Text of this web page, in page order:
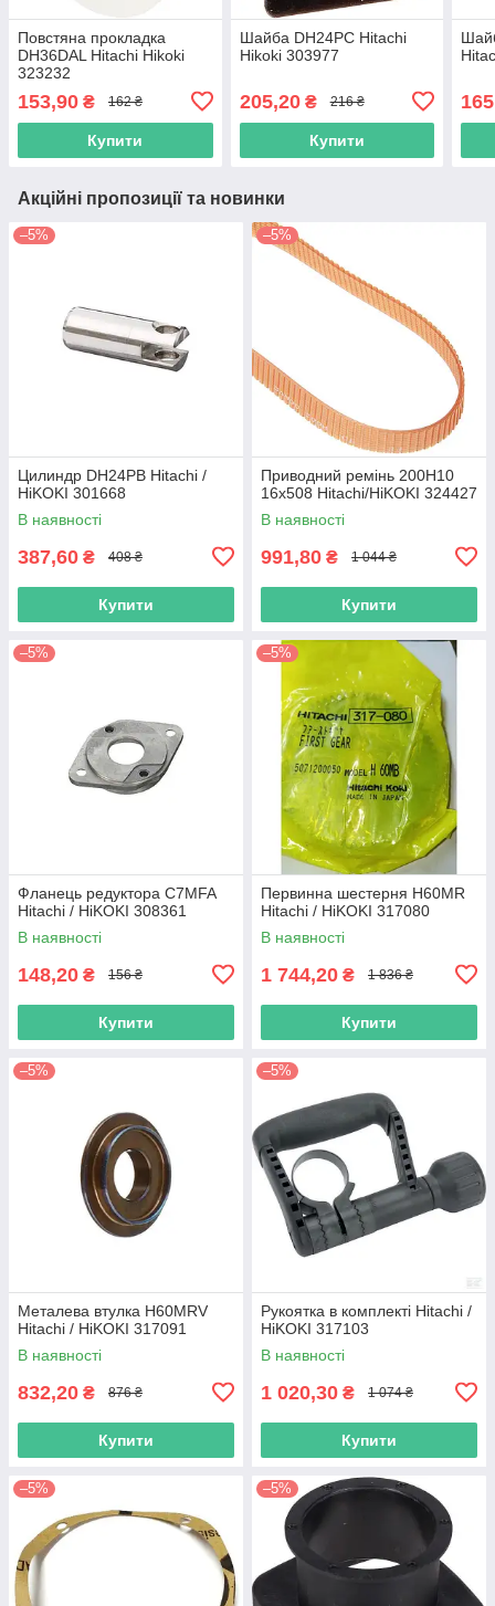
Повстяна прокладка
DH36DAL Hitachi Hikoki
323232
153,90 ₴ 162 ₴
Купити
Шайба DH24PC Hitachi
Hikoki 303977
205,20₴ 216 ₴
Купити
Акційні пропозиції та новинки
–5%
Цилиндр DH24PB Hitachi /
HiKOKI 301668
В наявності
387,60 ₴ 408 ₴
Купити
–5%
Приводний ремінь 200Н10
16х508 Hitachi/HiKOKI 324427
В наявності
991,80 ₴ 1 044 ₴
Купити
–5%
Фланець редуктора C7MFA
Hitachi / HiKOKI 308361
В наявності
148,20 ₴ 156 ₴
Купити
–5%
Первинна шестерня H60MR
Hitachi / HiKOKI 317080
В наявності
1 744,20 ₴ 1 836 ₴
Купити
–5%
Металева втулка H60MRV
Hitachi / HiKOKI 317091
В наявності
832,20 ₴ 876 ₴
Купити
–5%
Рукоятка в комплекті Hitachi /
HiKOKI 317103
В наявності
1 020,30 ₴ 1 074 ₴
Купити
–5% –5%